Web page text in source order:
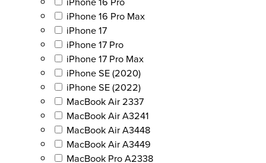
iPhone 16 Pro Max
iPhone 17
iPhone 17 Pro
iPhone 17 Pro Max
iPhone SE (2020)
iPhone SE (2022)
MacBook Air 2337
MacBook Air A3241
MacBook Air A3448
MacBook Air A3449
MacBook Pro A2338